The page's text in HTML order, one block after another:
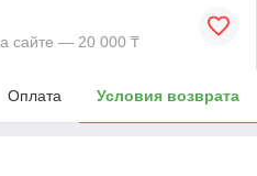
сайте — 20 000 ₸
Оплата Условия возврата